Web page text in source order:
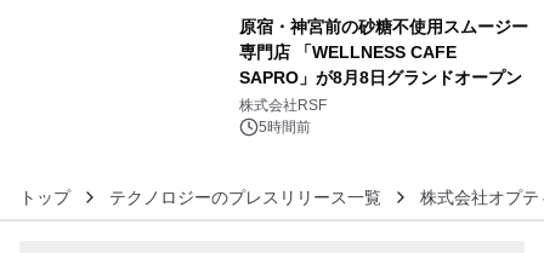
原宿・神宮前の砂糖不使用スムージー
専門店 「WELLNESS CAFE
SAPRO」が8月8日グランドオープン
株式会社RSF
5時間前
トップ テクノロジーのプレスリリース一覧 株式会社オプテ